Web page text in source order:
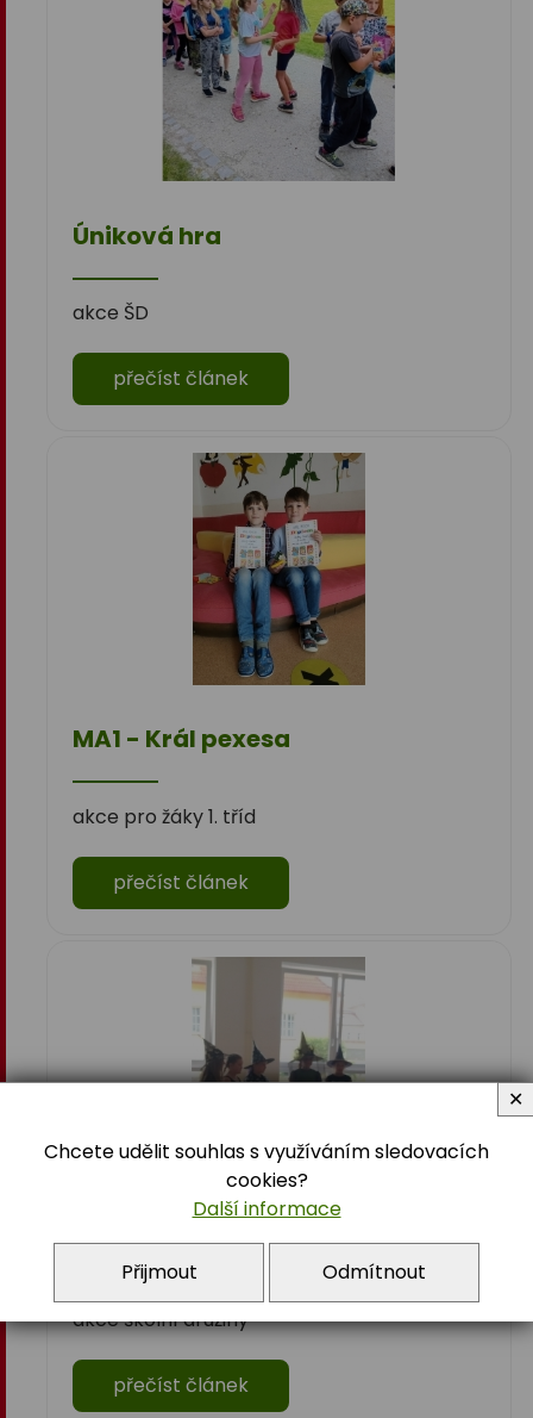
Úniková hra
akce ŠD
přečíst článek
MA1 - Král pexesa
akce pro žáky 1. tříd
přečíst článek
Vystoupení pro MŠ
akce školní družiny
přečíst článek
Chcete udělit souhlas s využíváním sledovacích
cookies?
Další informace
Přijmout Odmítnout
✕